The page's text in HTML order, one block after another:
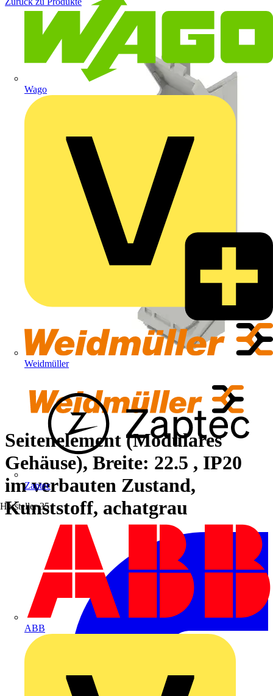
Wago
Weidmüller
Zaptec
Hersteller 35
ABB
Seitenelement (Modulares
Gehäuse), Breite: 22.5 , IP20
im verbauten Zustand,
Kunststoff, achatgrau